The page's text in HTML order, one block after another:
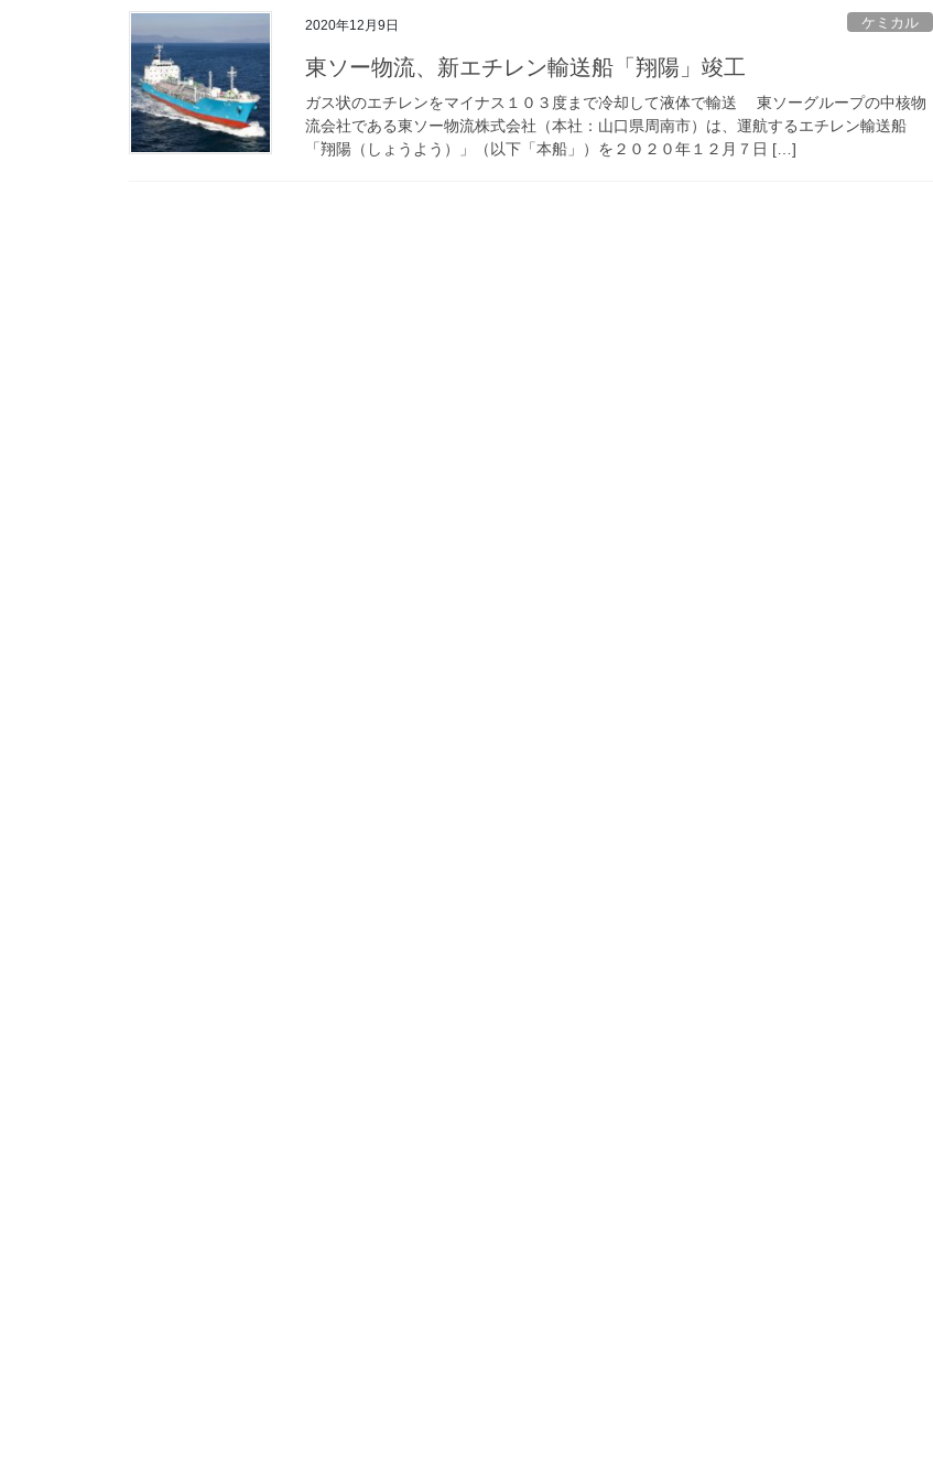
2020年12月9日 ケミカル
東ソー物流、新エチレン輸送船「翔陽」竣工
ガス状のエチレンをマイナス１０３度まで冷却して液体で輸送 東ソーグループの中核物
流会社である東ソー物流株式会社（本社：山口県周南市）は、運航するエチレン輸送船
「翔陽（しょうよう）」（以下「本船」）を２０２０年１２月７日 […]